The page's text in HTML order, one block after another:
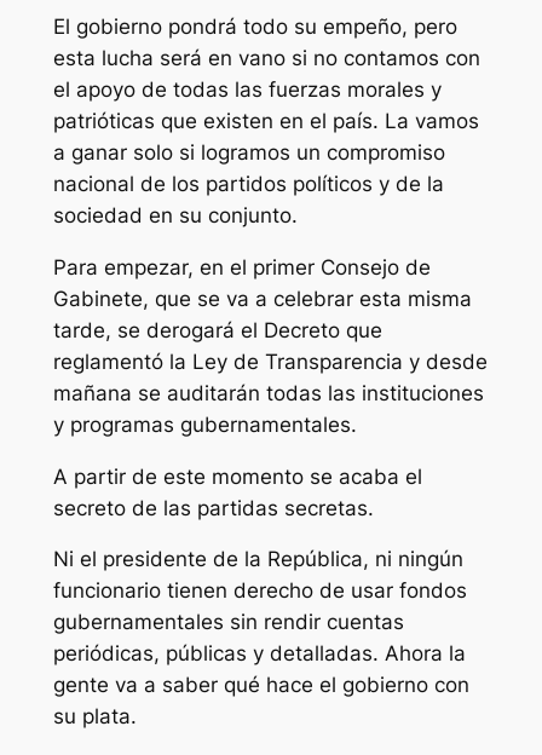
El gobierno pondrá todo su empeño, pero
esta lucha será en vano si no contamos con
el apoyo de todas las fuerzas morales y
patrióticas que existen en el país. La vamos
a ganar solo si logramos un compromiso
nacional de los partidos políticos y de la
sociedad en su conjunto.
Para empezar, en el primer Consejo de
Gabinete, que se va a celebrar esta misma
tarde, se derogará el Decreto que
reglamentó la Ley de Transparencia y desde
mañana se auditarán todas las instituciones
y programas gubernamentales.
A partir de este momento se acaba el
secreto de las partidas secretas.
Ni el presidente de la República, ni ningún
funcionario tienen derecho de usar fondos
gubernamentales sin rendir cuentas
periódicas, públicas y detalladas. Ahora la
gente va a saber qué hace el gobierno con
su plata.